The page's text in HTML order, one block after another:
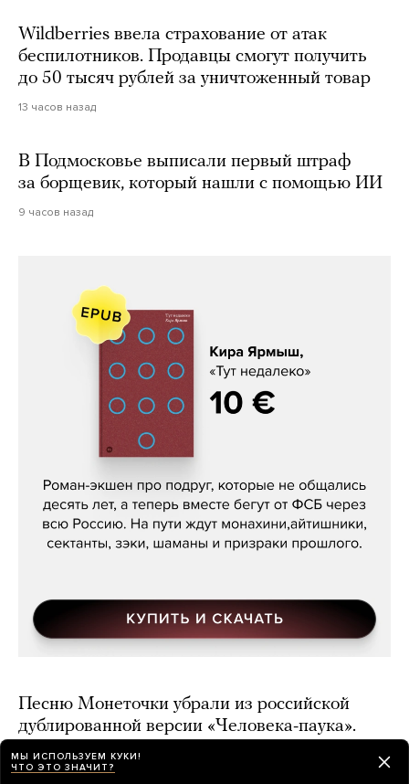
Wildberries ввела страхование от атак
беспилотников. Продавцы смогут получить
до 50 тысяч рублей за уничтоженный товар
13 часов назад
В Подмосковье выписали первый штраф
за борщевик, который нашли с помощью ИИ
9 часов назад
Кира Ярмыш, «Тут недалеко»
Песню Монеточки убрали из российской
дублированной версии «Человека-паука».
Неделю назад ее вырезали в украинском
прокате
МЫ ИСПОЛЬЗУЕМ КУКИ!
ЧТО ЭТО ЗНАЧИТ?